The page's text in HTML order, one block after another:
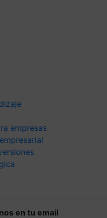
empresas
en tu email